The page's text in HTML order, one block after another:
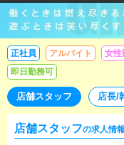
正社員 アルバイト 女性
即日勤務可
店舗スタッフ 店長/
店舗スタッフの求人情報